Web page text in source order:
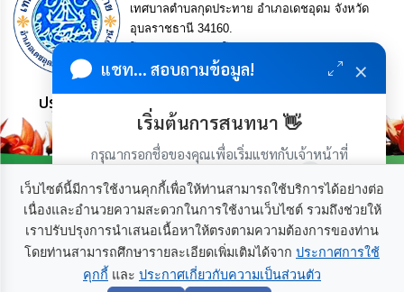
มาตรการ
ส่ง
เสริม
คุณธรรม
ความ
โปร่งใส
ร้อง
เรียน
ร้อง
ทุกข์
e-
แชท... สอบถามข้อมูล! ×
เริ่มต้นการสนทนา 👋
กรุณากรอกชื่อของคุณเพื่อเริ่มแชทกับเจ้าหน้าที่
เริ่มแชท
เทศบาลตำบลกุดประทาย อำเภอเดชอุดม จังหวัด
อุบลราชธานี 34160.
saraban@kudprathay.go.th
ประชาชน มีภูมิคุ้มกัน พึ่งพาตนเอง พอเพียง เป็นสุข
เกี่ยวกับเรา ติดต่อเรา
เว็บไซต์นี้มีการใช้งานคุกกี้เพื่อให้ท่านสามารถใช้บริการได้อย่างต่อ
เนื่องและอำนวยความสะดวกในการใช้งานเว็บไซต์ รวมถึงช่วยให้
เราปรับปรุงการนำเสนอเนื้อหาให้ตรงตามความต้องการของท่าน
โดยท่านสามารถศึกษารายละเอียดเพิ่มเติมได้จาก ประกาศการใช้
คุกกี้ และ ประกาศเกี่ยวกับความเป็นส่วนตัว